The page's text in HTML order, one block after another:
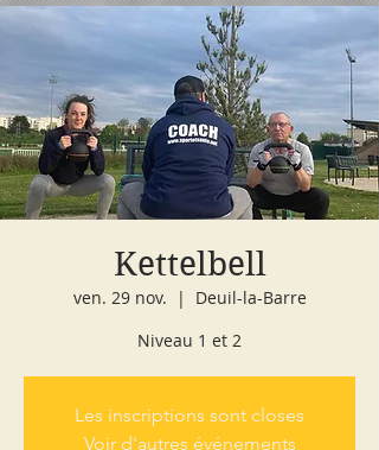
cours d'essai boutique
Kettelbell
ven. 29 nov.
  |
Deuil-la-Barre
Niveau 1 et 2
Les inscriptions sont closes
Voir d'autres événements